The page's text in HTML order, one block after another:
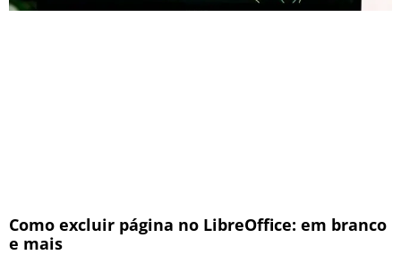
Como excluir página no LibreOffice: em branco
e mais